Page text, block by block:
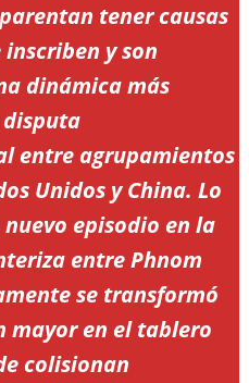
tener causas
y son
dinámica más
entre agrupamientos
Unidos y China. Lo
episodio en la
entre Phnom
se transformó
mayor en el tablero
colisionan